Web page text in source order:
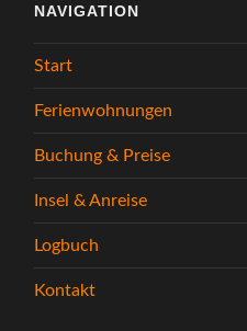
NAVIGATION
Start
Ferienwohnungen
Buchung & Preise
Insel & Anreise
Logbuch
Kontakt